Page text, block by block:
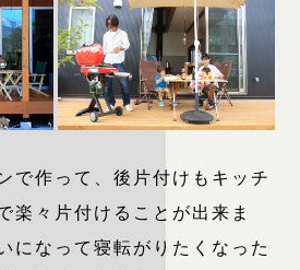
で作って、後片付けもキッチ
楽々片付けることが出来ま
になって寝転がりたくなった